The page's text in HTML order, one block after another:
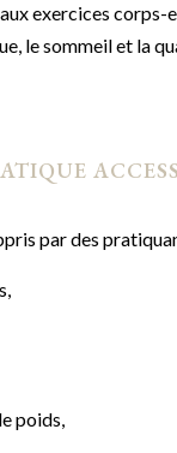
exercices
le sommeil et la
par des
poids,